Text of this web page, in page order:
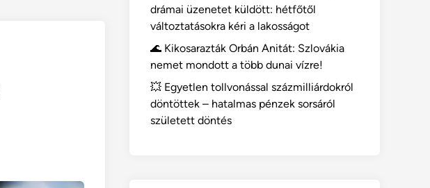
drámai üzenetet küldött: hétfőtől
változtatásokra kéri a lakosságot
🌊 Kikosarazták Orbán Anitát: Szlovákia
nemet mondott a több dunai vízre!
💥 Egyetlen tollvonással százmilliárdokról
döntöttek – hatalmas pénzek sorsáról
született döntés